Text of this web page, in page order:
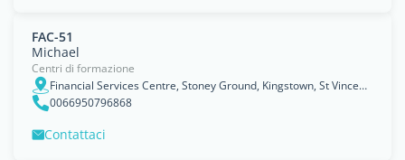
FAC-51
Michael
Centri di formazione
Financial Services Centre, Stoney Ground, Kingstown, St Vincent & The Grenadines, Kampong Danau
0066950796868
Contattaci